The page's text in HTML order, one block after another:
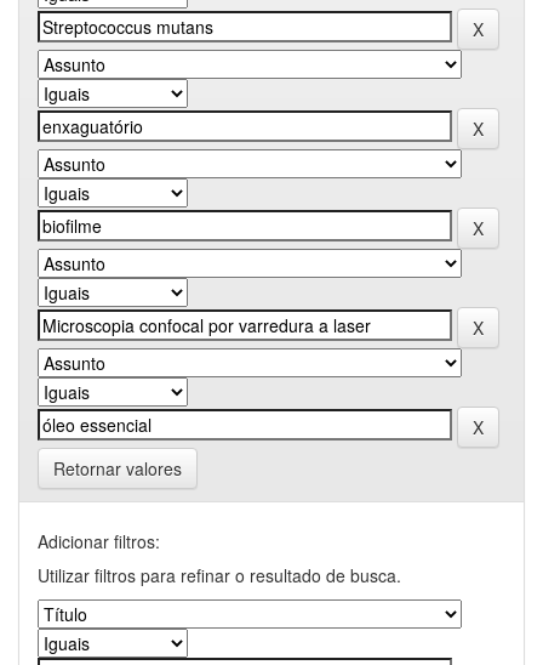
Retornar valores
Adicionar filtros:
Utilizar filtros para refinar o resultado de busca.